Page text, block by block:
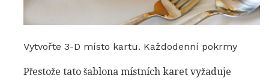
Vytvořte 3-D místo kartu. Každodenní pokrmy
Přestože tato šablona místních karet vyžaduje